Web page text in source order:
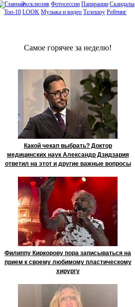
Эксклюзив Фотосессии Папарацци Скандалы
Топ-10 LOOK Музыка и видео Телешоу Рейтинг
Сaмое гoрячее за неделю!
Какой чекап выбрать? Доктор
медицинских наук Александр Дзидзария
ответил на этот и другие важные вопросы
Филиппу Киркорову пора записываться на
прием к своему любимому пластическому
хирургу